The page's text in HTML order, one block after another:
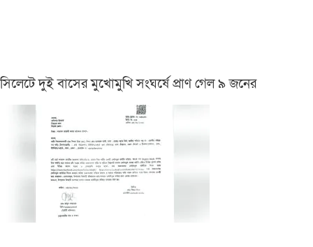
সিলেটে দুই বাসের মুখোমুখি সংঘর্ষে প্রাণ গেল ৯ জনের